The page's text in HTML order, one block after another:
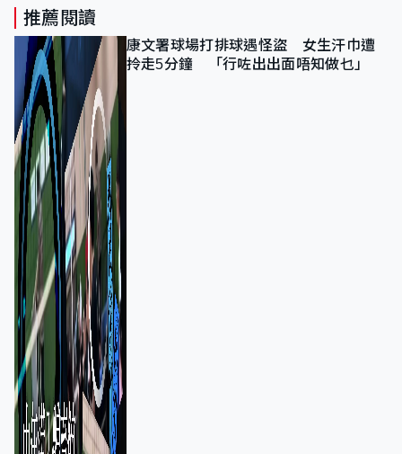
推薦閱讀
康文署球場打排球遇怪盜 女生汗巾遭
拎走5分鐘 「行咗出出面唔知做乜」